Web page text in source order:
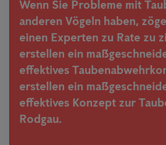
Wenn Sie Probleme mit
anderen Vögeln haben,
einen Experten zu Rate zu
erstellen ein
effektives
erstellen ein
effektives Konzept zur
Rodgau.